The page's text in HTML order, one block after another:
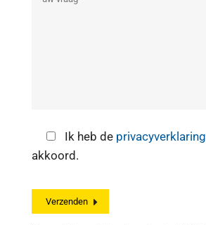
Ik heb de privacyverklaring
akkoord.